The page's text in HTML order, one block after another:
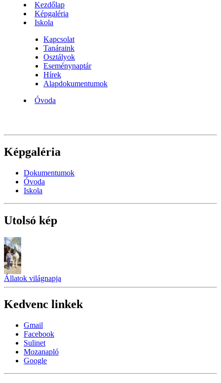
Kezdőlap
Képgaléria
Iskola
Kapcsolat
Tanáraink
Osztályok
Eseménynaptár
Hírek
Alapdokumentumok
Óvoda
Képgaléria
Dokumentumok
Óvoda
Iskola
Utolsó kép
Állatok világnapja
Kedvenc linkek
Gmail
Facebook
Sulinet
Mozanapló
Google